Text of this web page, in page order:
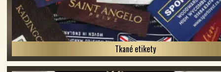
Tkané etikety